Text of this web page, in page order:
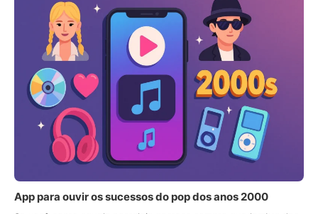
App para ouvir os sucessos do pop dos anos 2000